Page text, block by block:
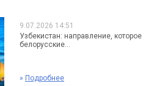
9.07.2026 14:51
Узбекистан: направление, которое
белорусские...
» Подробнее